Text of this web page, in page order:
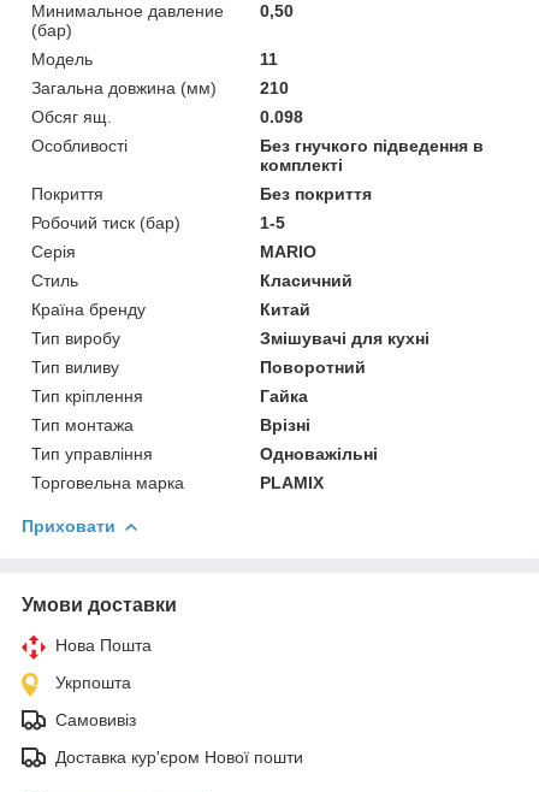
Минимальное давление
(бар)
0,50
Мoдель
11
Загальна довжина (мм)
210
Обсяг ящ.
0.098
Особливості
Без гнучкого підведення в
комплекті
Покриття
Без покриття
Робочий тиск (бар)
1-5
Серія
MARIO
Стиль
Класичний
Країна бренду
Китай
Тип виробу
Змішувачі для кухні
Тип виливу
Поворотний
Тип кріплення
Гайка
Тип монтажа
Врізні
Тип управління
Одноважільні
Торговельна марка
PLAMIX
Приховати
Умови доставки
Нова Пошта
Укрпошта
Самовивіз
Доставка кур'єром Нової пошти